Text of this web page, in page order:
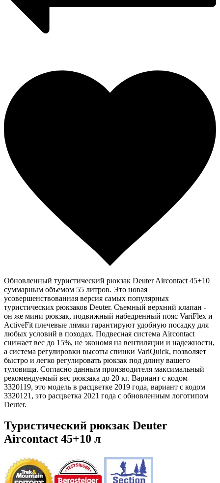
Обновленный туристический рюкзак Deuter Aircontact 45+10
суммарным объемом 55 литров. Это новая
усовершенствованная версия самых популярных
туристических рюкзаков Deuter. Съемный верхний клапан -
он же мини рюкзак, подвижный набедренный пояс VariFlex и
ActiveFit плечевые лямки гарантируют удобную посадку для
любых условий в походах. Подвесная система Aircontact
снижает вес до 15%, не экономя на вентиляции и надежности,
а система регулировки высоты спинки VariQuick, позволяет
быстро и легко регулировать рюкзак под длину вашего
туловища. Согласно данным производителя максимальный
рекомендуемый вес рюкзака до 20 кг. Вариант с кодом
3320119, это модель в расцветке 2019 года, вариант с кодом
3320121, это расцветка 2021 года с обновленным логотипом
Deuter.
Туристический рюкзак Deuter
Aircontact 45+10 л